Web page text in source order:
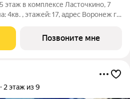
этаж в комплексе Ласточкино, 7
4кв. , этажей: 17, адрес Воронеж г.,
Позвоните мне
2 этаж из 9